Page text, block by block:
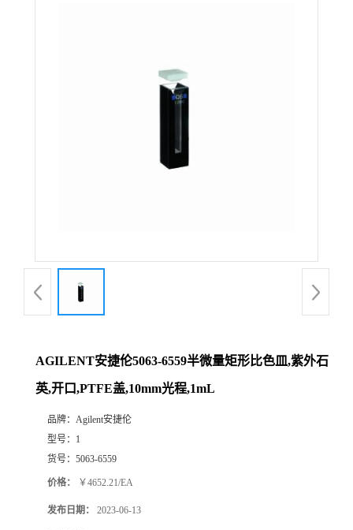
AGILENT安捷伦5063-6559半微量矩形比色皿,紫外石
英,开口,PTFE盖,10mm光程,1mL
品牌： Agilent安捷伦
型号： 1
货号： 5063-6559
价格： ￥4652.21/EA
发布日期： 2023-06-13